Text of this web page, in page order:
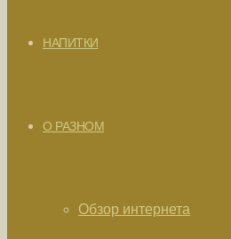
НАПИТКИ
О РАЗНОМ
Обзор интернета